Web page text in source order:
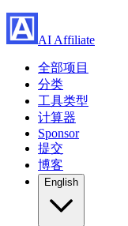
AI Affiliate
全部项目
分类
工具类型
计算器
Sponsor
提交
博客
English